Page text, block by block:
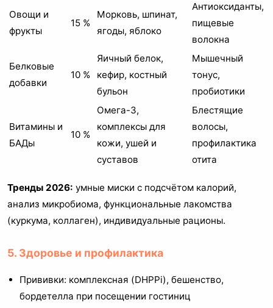
Овощи и
фрукты
15 %
Морковь, шпинат,
ягоды, яблоко
Антиоксиданты,
пищевые
волокна
Белковые
добавки
10 %
Яичный белок,
кефир, костный
бульон
Мышечный
тонус,
пробиотики
Витамины и
БАДы
10 %
Омега-3,
комплексы для
кожи, ушей и
суставов
Блестящие
волосы,
профилактика
отита
Тренды 2026: умные миски с подсчётом калорий,
анализ микробиома, функциональные лакомства
(куркума, коллаген), индивидуальные рационы.
5. Здоровье и профилактика
Прививки: комплексная (DHPPi), бешенство,
бордетелла при посещении гостиниц